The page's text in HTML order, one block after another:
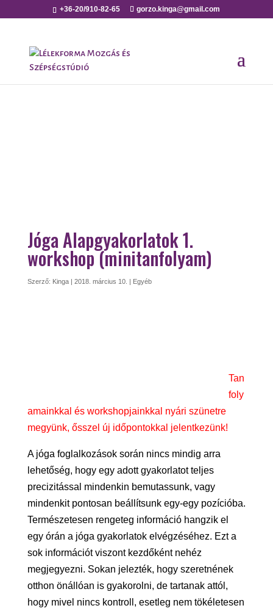
+36-20/910-82-65 gorzo.kinga@gmail.com
Jóga Alapgyakorlatok 1.
workshop (minitanfolyam)
Szerző: Kinga| 2018. március 10. | Egyéb
Tan
foly
amainkkal és workshopjainkkal nyári szünetre
megyünk, ősszel új időpontokkal jelentkezünk!
A jóga foglalkozások során nincs mindig arra
lehetőség, hogy egy adott gyakorlatot teljes
precizitással mindenkin bemutassunk, vagy
mindenkit pontosan beállítsunk egy-egy pozícióba.
Természetesen rengeteg információ hangzik el
egy órán a jóga gyakorlatok elvégzéséhez. Ezt a
sok információt viszont kezdőként nehéz
megjegyezni. Sokan jelezték, hogy szeretnének
otthon önállóan is gyakorolni, de tartanak attól,
hogy mivel nincs kontroll, esetleg nem tökéletesen